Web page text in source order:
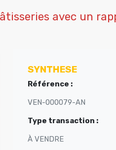
avec un
SYNTHESE
Référence :
VEN-000079-AN
Type transaction :
À VENDRE